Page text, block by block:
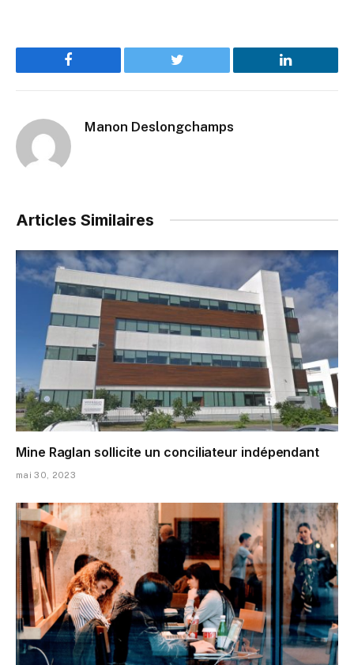
Facebook Twitter LinkedIn
Manon Deslongchamps
Articles Similaires
Mine Raglan sollicite un conciliateur indépendant
mai 30, 2023